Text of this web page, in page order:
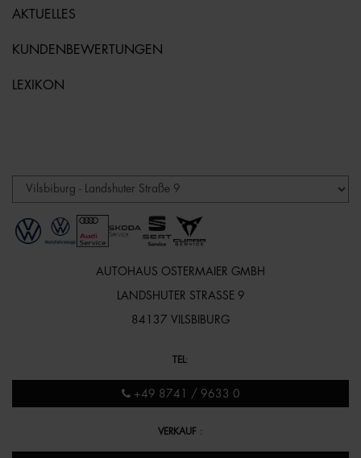
AKTUELLES
KUNDENBEWERTUNGEN
LEXIKON
AUTOHAUS OSTERMAIER GMBH
LANDSHUTER STRASSE 9
84137 VILSBIBURG
TEL :
+49 8741 / 9633 0
VERKAUF :